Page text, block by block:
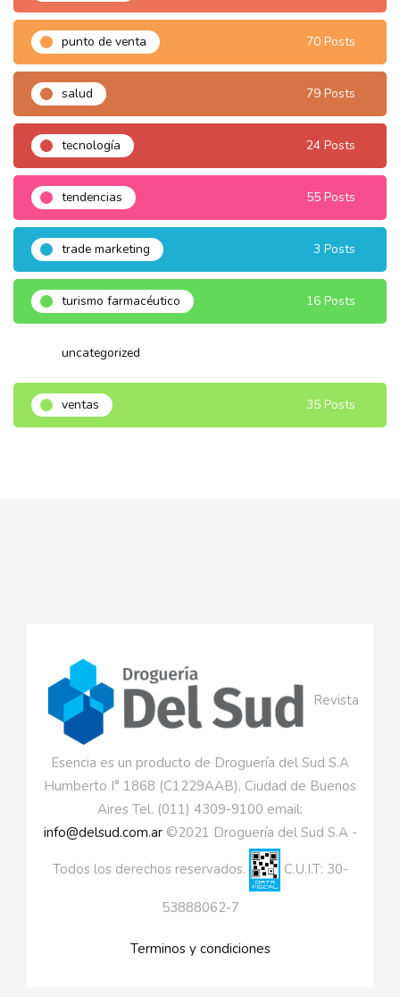
punto de venta 70 Posts
salud 79 Posts
tecnología 24 Posts
tendencias 55 Posts
trade marketing 3 Posts
turismo farmacéutico 16 Posts
uncategorized
ventas 35 Posts
Revista
Esencia es un producto de Droguería del Sud S.A
Humberto I° 1868 (C1229AAB), Ciudad de Buenos
Aires Tel. (011) 4309-9100 email:
info@delsud.com.ar©2021 Droguería del Sud S.A -
Todos los derechos reservados. C.U.I.T: 30-
53888062-7
Terminos y condiciones